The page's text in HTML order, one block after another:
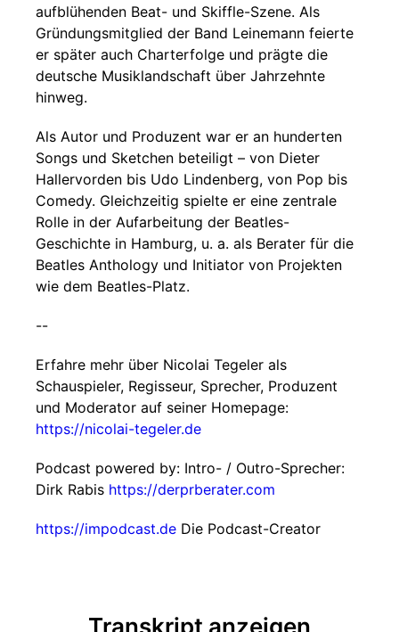
aufblühenden Beat- und Skiffle-Szene. Als
Gründungsmitglied der Band Leinemann feierte
er später auch Charterfolge und prägte die
deutsche Musiklandschaft über Jahrzehnte
hinweg.
Als Autor und Produzent war er an hunderten
Songs und Sketchen beteiligt – von Dieter
Hallervorden bis Udo Lindenberg, von Pop bis
Comedy. Gleichzeitig spielte er eine zentrale
Rolle in der Aufarbeitung der Beatles-
Geschichte in Hamburg, u. a. als Berater für die
Beatles Anthology und Initiator von Projekten
wie dem Beatles-Platz.
--
Erfahre mehr über Nicolai Tegeler als
Schauspieler, Regisseur, Sprecher, Produzent
und Moderator auf seiner Homepage:
https://nicolai-tegeler.de
Podcast powered by: Intro- / Outro-Sprecher:
Dirk Rabis https://derprberater.com
https://impodcast.de Die Podcast-Creator
Transkript anzeigen